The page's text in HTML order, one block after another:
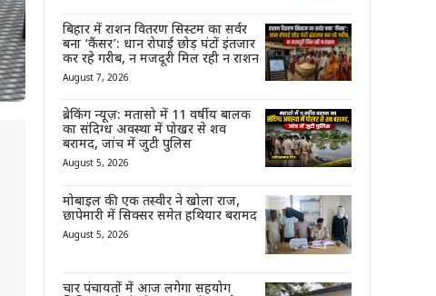
बिहार में राशन वितरण सिस्टम का सर्वर
बना ‘कैंसर’: धान रोपाई छोड़ घंटों इंतजार
कर रहे गरीब, न मजदूरी मिल रही न राशन
August 7, 2026
ब्रेकिंग न्यूज़: मतासो में 11 वर्षीय बालक
का संदिग्ध अवस्था में पोखर से शव
बरामद, जांच में जुटी पुलिस
August 5, 2026
मोबाइल की एक तस्वीर ने खोला राज,
छापेमारी में सिक्सर समेत हथियार बरामद
August 5, 2026
चार पंचायतों में आज लगेगा सहयोग